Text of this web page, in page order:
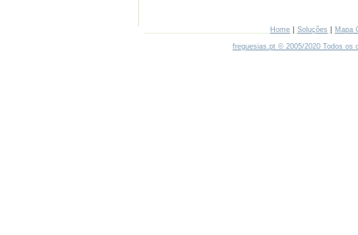
Home | Soluções | Mapa
freguesias.pt © 2005/2020 Todos os